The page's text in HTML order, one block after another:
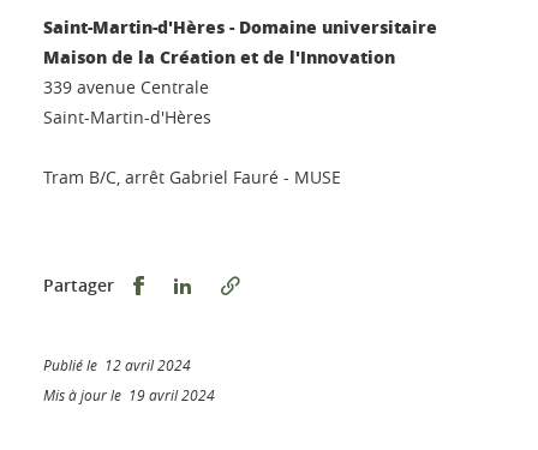
Saint-Martin-d'Hères - Domaine universitaire
Maison de la Création et de l'Innovation
339 avenue Centrale
Saint-Martin-d'Hères
Tram B/C, arrêt Gabriel Fauré - MUSE
Partager Partager sur Facebook
Partager sur LinkedIn
Publié le 12 avril 2024
Mis à jour le 19 avril 2024